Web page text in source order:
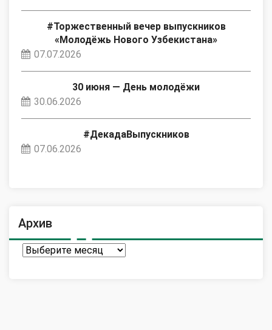
#Торжественный вечер выпускников
«Молодёжь Нового Узбекистана»
07.07.2026
30 июня — День молодёжи
30.06.2026
#ДекадаВыпускников
07.06.2026
Архив
Архив